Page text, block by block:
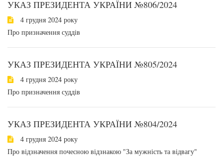
УКАЗ ПРЕЗИДЕНТА УКРАЇНИ №806/2024
4 грудня 2024 року
Про призначення суддів
УКАЗ ПРЕЗИДЕНТА УКРАЇНИ №805/2024
4 грудня 2024 року
Про призначення суддів
УКАЗ ПРЕЗИДЕНТА УКРАЇНИ №804/2024
4 грудня 2024 року
Про відзначення почесною відзнакою "За мужність та відвагу"